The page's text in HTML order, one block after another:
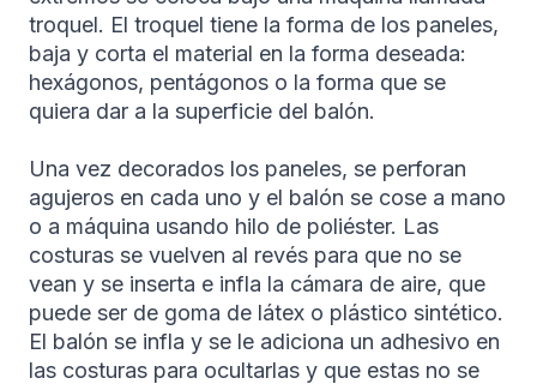
troquel. El troquel tiene la forma de los paneles,
baja y corta el material en la forma deseada:
hexágonos, pentágonos o la forma que se
quiera dar a la superficie del balón.
Una vez decorados los paneles, se perforan
agujeros en cada uno y el balón se cose a mano
o a máquina usando hilo de poliéster. Las
costuras se vuelven al revés para que no se
vean y se inserta e infla la cámara de aire, que
puede ser de goma de látex o plástico sintético.
El balón se infla y se le adiciona un adhesivo en
las costuras para ocultarlas y que estas no se